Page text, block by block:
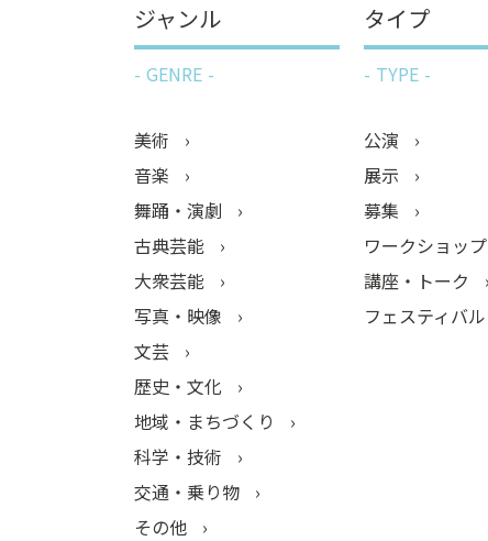
ジャンル
GENRE
美術
音楽
舞踊・演劇
古典芸能
大衆芸能
写真・映像
文芸
歴史・文化
地域・まちづくり
科学・技術
交通・乗り物
その他
タイプ
TYPE
公演
展示
募集
ワークショップ
講座・トーク
フェスティバル